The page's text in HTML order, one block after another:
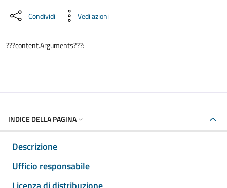
Condividi Vedi azioni
???content.Arguments???:
INDICE DELLA PAGINA
Descrizione
Ufficio responsabile